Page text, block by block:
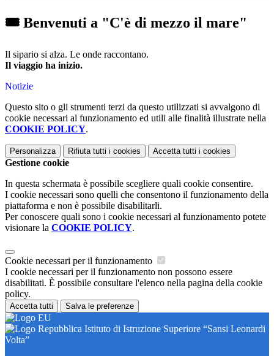
🎟️ Benvenuti a "C'è di mezzo il mare"
Il sipario si alza. Le onde raccontano.
Il viaggio ha inizio.
Notizie
Questo sito o gli strumenti terzi da questo utilizzati si avvalgono di
cookie necessari al funzionamento ed utili alle finalità illustrate nella
COOKIE POLICY.
Personalizza Rifiuta tutti i cookies Accetta tutti i cookies
Gestione cookie
In questa schermata è possibile scegliere quali cookie consentire.
I cookie necessari sono quelli che consentono il funzionamento della
piattaforma e non è possibile disabilitarli.
Per conoscere quali sono i cookie necessari al funzionamento potete
visionare la COOKIE POLICY.
Cookie necessari per il funzionamento
I cookie necessari per il funzionamento non possono essere
disabilitati. È possibile consultare l'elenco nella pagina della cookie
policy.
Accetta tutti Salva le preferenze
Istituto di Istruzione Superiore “Sansi Leonardi
Volta”